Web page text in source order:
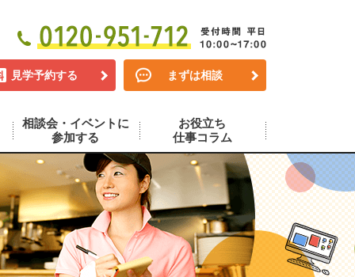
見学予約する まずは相談
相談会・イベントに
参加する
お役立ち
仕事コラム